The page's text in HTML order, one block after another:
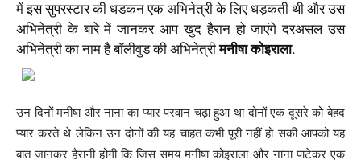
में इस सुपरस्टार की धडकन एक अभिनेत्री के लिए धड़कती थी और उस
अभिनेत्री के बारे में जानकर आप खुद हैरान हो जाएंगे दरअसल उस
अभिनेत्री का नाम है बॉलीवुड की अभिनेत्रीमनीषा कोइराला.
उन दिनों मनीषा और नाना का प्यार परवान चढ़ा हुआ था दोनों एक दूसरे को बेहद
प्यार करते थे लेकिन उन दोनों की यह चाहत कभी पूरी नहीं हो सकी आपको यह
बात जानकर हैरानी होगी कि जिस समय मनीषा कोइराला और नाना पाटेकर एक